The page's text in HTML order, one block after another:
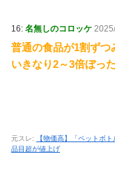
16: 名無しのコロッケ
普通の食品が1割ずつ
いきなり2～3倍ぼっ
元スレ:
【物価高】「ペットボ
品目超が値上げ